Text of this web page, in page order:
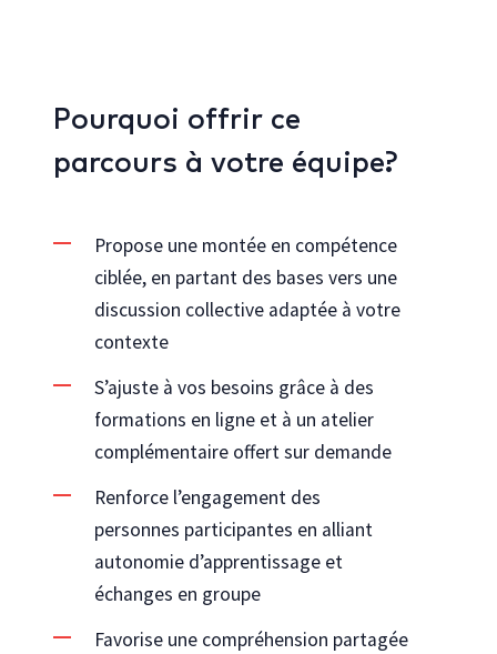
Pourquoi offrir ce
parcours à votre équipe?
Propose une montée en compétence
ciblée, en partant des bases vers une
discussion collective adaptée à votre
contexte
S’ajuste à vos besoins grâce à des
formations en ligne et à un atelier
complémentaire offert sur demande
Renforce l’engagement des
personnes participantes en alliant
autonomie d’apprentissage et
échanges en groupe
Favorise une compréhension partagée